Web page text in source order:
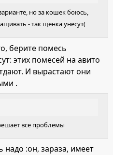
но за кошек боюсь,
- так щенка унесут(
берите помесь
этих помесей на авито
И вырастают они
.
все проблемы
надо :он, зараза, имеет